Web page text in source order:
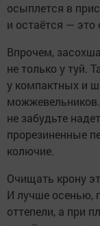
осыплется в
и остаётся — это
Впрочем,
не только у туй.
у компактных и
не забудьте
прорезиненные
колючие.
Очищать крону
И лучше осенью,
оттепели, а при